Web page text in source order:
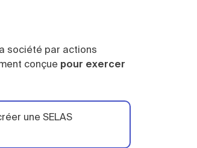
société par actions
conçue pour exercer
une SELAS